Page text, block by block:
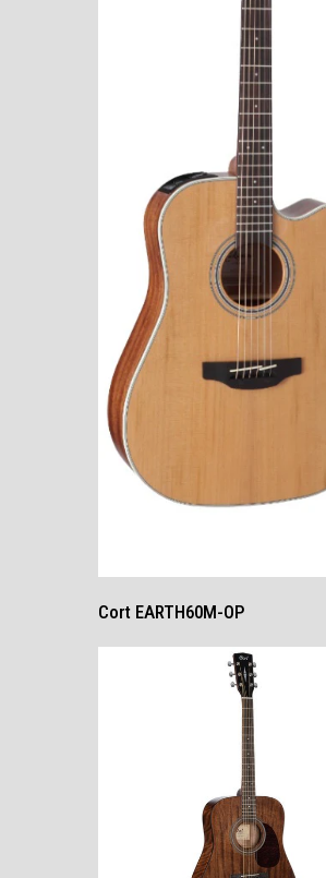
Cort EARTH60M-OP